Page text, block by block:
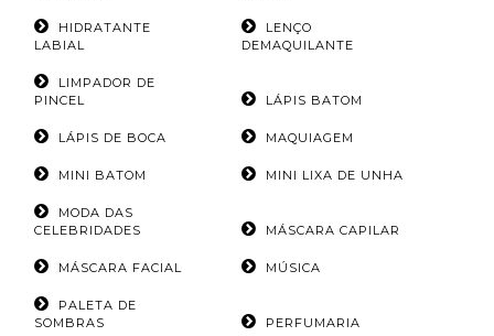
HIDRATANTE
LABIAL
LENÇO
DEMAQUILANTE
LIMPADOR DE
PINCEL
LÁPIS BATOM
LÁPIS DE BOCA MAQUIAGEM
MINI BATOM MINI LIXA DE UNHA
MODA DAS
CELEBRIDADES
MÁSCARA CAPILAR
MÁSCARA FACIAL MÚSICA
PALETA DE
SOMBRAS
PERFUMARIA